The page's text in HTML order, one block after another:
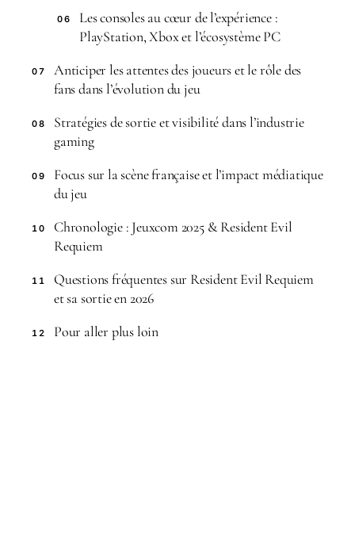
06
Les consoles au cœur de l’expérience :
PlayStation, Xbox et l’écosystème PC
07
Anticiper les attentes des joueurs et le rôle des
fans dans l’évolution du jeu
08
Stratégies de sortie et visibilité dans l’industrie
gaming
09
Focus sur la scène française et l’impact médiatique
du jeu
10
Chronologie : Jeuxcom 2025 & Resident Evil
Requiem
11
Questions fréquentes sur Resident Evil Requiem
et sa sortie en 2026
12 Pour aller plus loin